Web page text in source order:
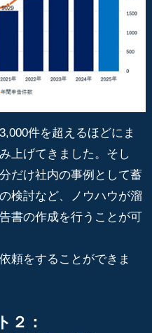
件を超えるほどにま
上げてきました。そし
だけ社内の事例として蓄
検討など、ノウハウが溜
書の作成を行うことが可
頼をすることができま
２：